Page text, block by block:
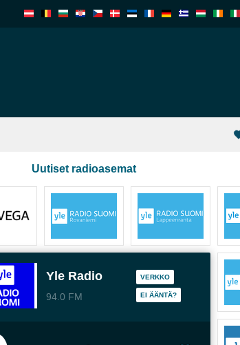
Uutiset radioasemat
Yle Radio
94.0 FM
VERKKO
EI ÄÄNTÄ?